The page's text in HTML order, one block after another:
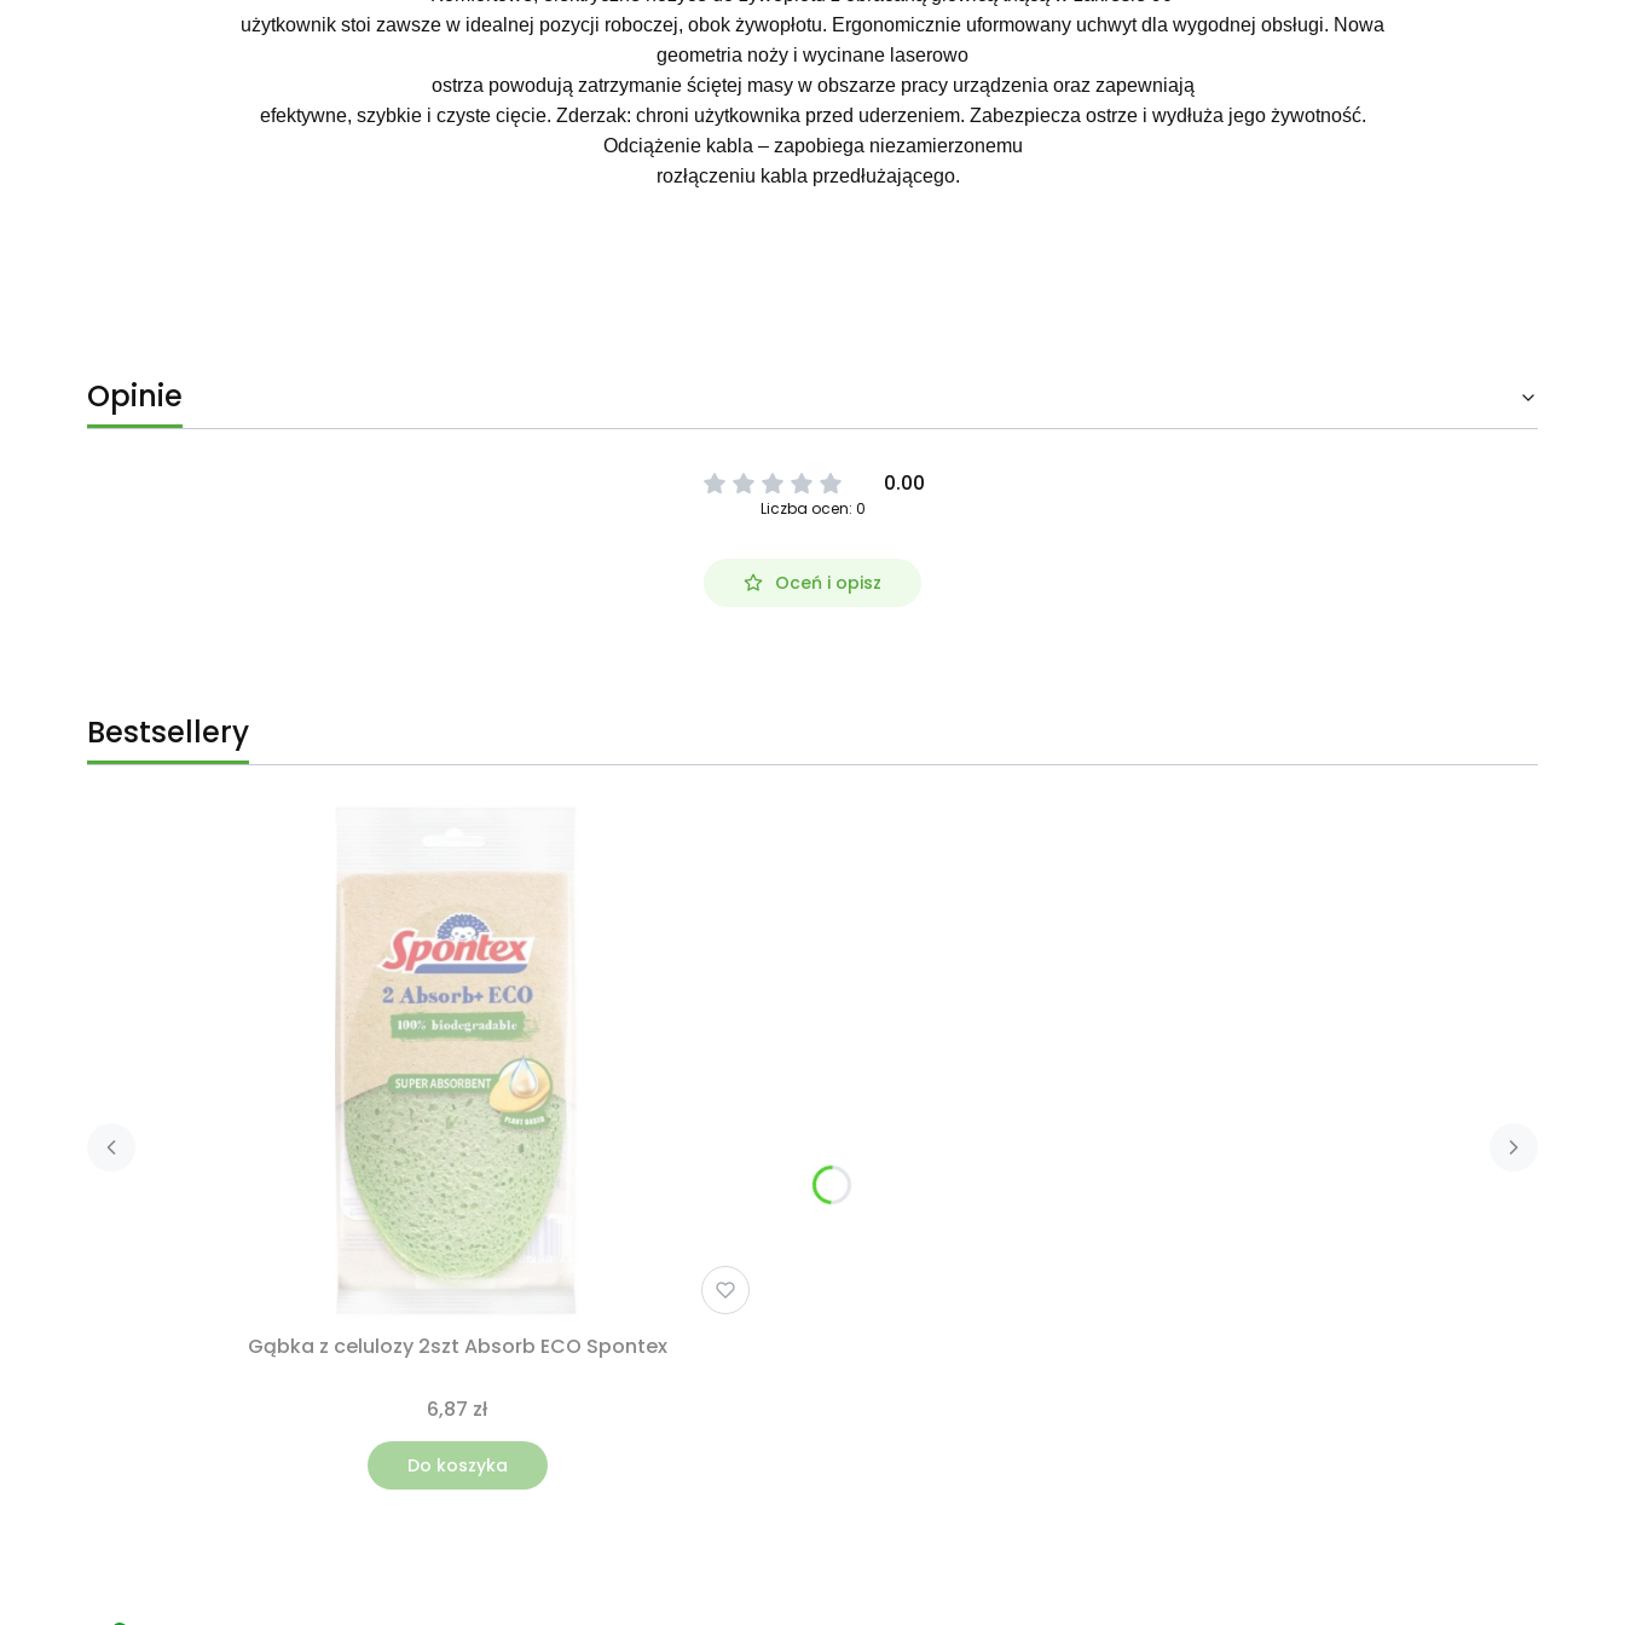
użytkownik stoi zawsze w idealnej pozycji roboczej, obok żywopłotu. Ergonomicznie uformowany uchwyt dla wygodnej obsługi. Nowa
geometria noży i wycinane laserowo
ostrza powodują zatrzymanie ściętej masy w obszarze pracy urządzenia oraz zapewniają
efektywne, szybkie i czyste cięcie. Zderzak: chroni użytkownika przed uderzeniem. Zabezpiecza ostrze i wydłuża jego żywotność.
Odciążenie kabla – zapobiega niezamierzonemu
rozłączeniu kabla przedłużającego.
Opinie
0.00
Liczba ocen: 0
Oceń i opisz
Bestsellery
Gąbka z celulozy 2szt Absorb ECO Spontex
6,87 zł
Do koszyka